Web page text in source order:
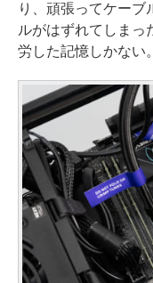
り、頑張ってケーブ
ルがはずれてしまっ
労した記憶しかない。